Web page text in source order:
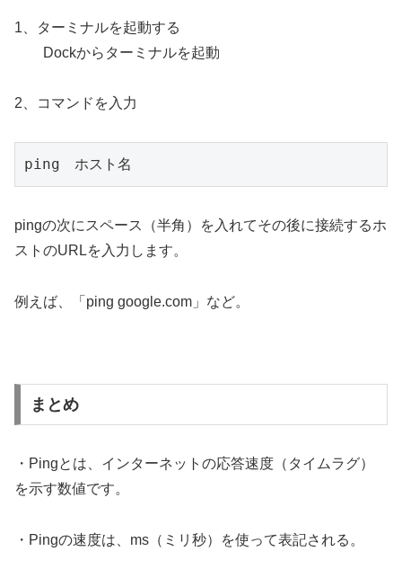
1、ターミナルを起動する
Dockからターミナルを起動
2、コマンドを入力
ping　ホスト名
pingの次にスペース（半角）を入れてその後に接続するホ
ストのURLを入力します。
例えば、「ping google.com」など。
まとめ
・Pingとは、インターネットの応答速度（タイムラグ）
を示す数値です。
・Pingの速度は、ms（ミリ秒）を使って表記される。